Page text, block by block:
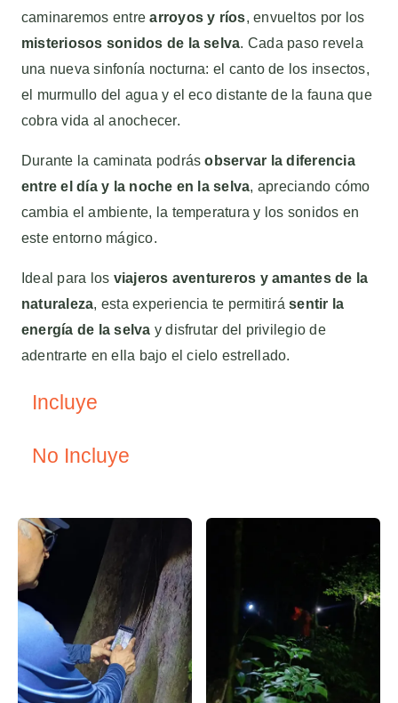
caminaremos entrearroyos y ríos, envueltos por los
misteriosos sonidos de la selva. Cada paso revela
una nueva sinfonía nocturna: el canto de los insectos,
el murmullo del agua y el eco distante de la fauna que
cobra vida al anochecer.
Durante la caminata podrásobservar la diferencia
entre el día y la noche en la selva, apreciando cómo
cambia el ambiente, la temperatura y los sonidos en
este entorno mágico.
Ideal para los viajeros aventureros y amantes de la
naturaleza, esta experiencia te permitirásentir la
energía de la selva y disfrutar del privilegio de
adentrarte en ella bajo el cielo estrellado.
Incluye
No Incluye